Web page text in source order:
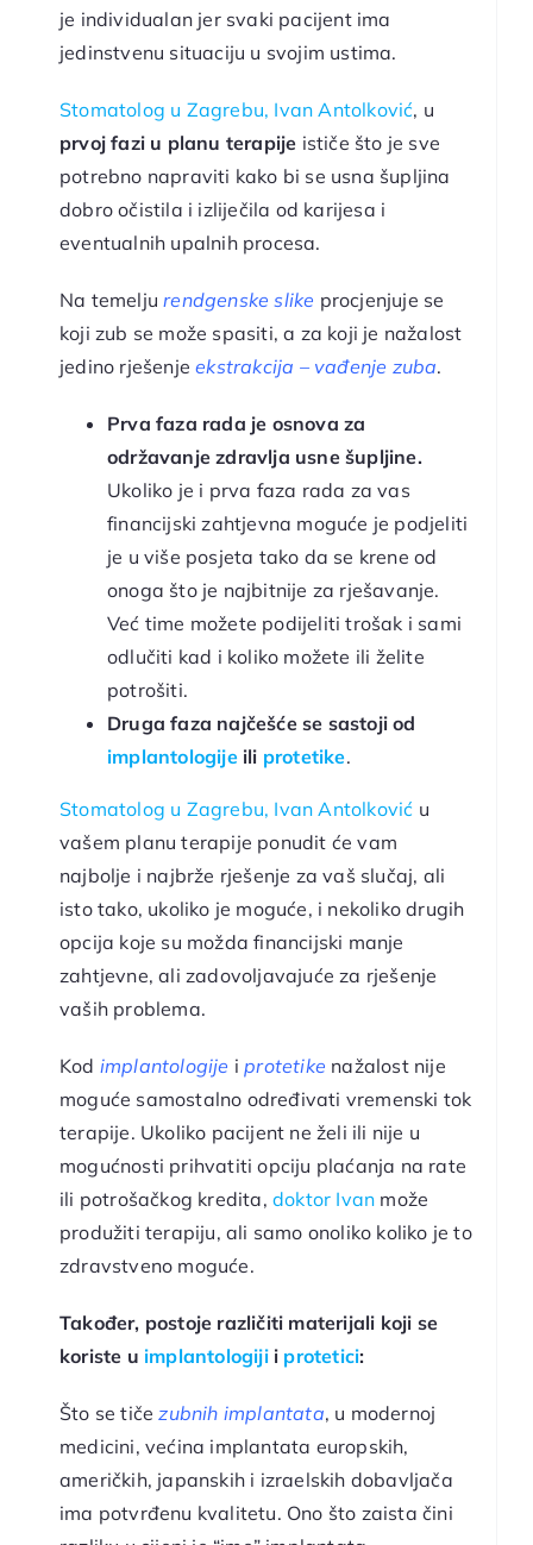
je individualan jer svaki pacijent ima
jedinstvenu situaciju u svojim ustima.
Stomatolog u Zagrebu, Ivan Antolković, u
prvoj fazi u planu terapije ističe što je sve
potrebno napraviti kako bi se usna šupljina
dobro očistila i izliječila od karijesa i
eventualnih upalnih procesa.
Na temelju rendgenske slike procjenjuje se
koji zub se može spasiti, a za koji je nažalost
jedino rješenjeekstrakcija – vađenje zuba.
Prva faza rada je osnova za
održavanje zdravlja usne šupljine.
Ukoliko je i prva faza rada za vas
financijski zahtjevna moguće je podjeliti
je u više posjeta tako da se krene od
onoga što je najbitnije za rješavanje.
Već time možete podijeliti trošak i sami
odlučiti kad i koliko možete ili želite
potrošiti.
Druga faza najčešće se sastoji od
implantologijeili protetike.
Stomatolog u Zagrebu, Ivan Antolković u
vašem planu terapije ponudit će vam
najbolje i najbrže rješenje za vaš slučaj, ali
isto tako, ukoliko je moguće, i nekoliko drugih
opcija koje su možda financijski manje
zahtjevne, ali zadovoljavajuće za rješenje
vaših problema.
Kod implantologije iprotetike nažalost nije
moguće samostalno određivati vremenski tok
terapije. Ukoliko pacijent ne želi ili nije u
mogućnosti prihvatiti opciju plaćanja na rate
ili potrošačkog kredita, doktor Ivan može
produžiti terapiju, ali samo onoliko koliko je to
zdravstveno moguće.
Također, postoje različiti materijali koji se
koriste u implantologijii protetici:
Što se tičezubnih implantata, u modernoj
medicini, većina implantata europskih,
američkih, japanskih i izraelskih dobavljača
ima potvrđenu kvalitetu. Ono što zaista čini